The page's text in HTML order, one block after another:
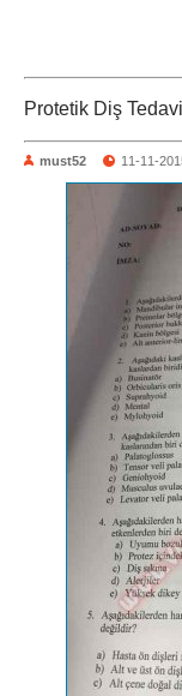
Protetik Diş
must52 11-11-